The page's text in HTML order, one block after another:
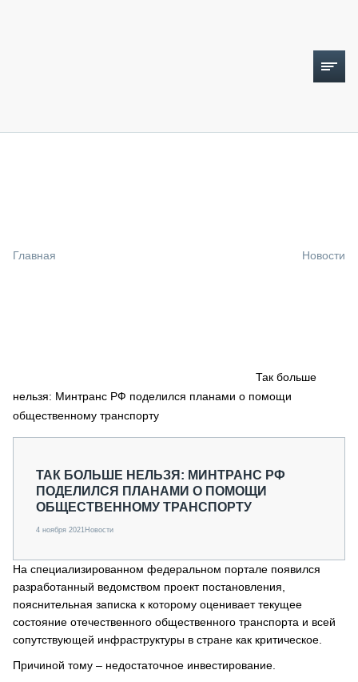
СПЕЦПРОЕКТЫ
МЕРОПРИЯТИЯ
СТАТЬИ ПО КАТЕГОРИЯМ ТЕХНИКИ
Главная Новости
Так больше
нельзя: Минтранс РФ поделился планами о помощи
общественному транспорту
ТАК БОЛЬШЕ НЕЛЬЗЯ: МИНТРАНС РФ
ПОДЕЛИЛСЯ ПЛАНАМИ О ПОМОЩИ
ОБЩЕСТВЕННОМУ ТРАНСПОРТУ
4 ноября 2021Новости
На специализированном федеральном портале появился
разработанный ведомством проект постановления,
пояснительная записка к которому оценивает текущее
состояние отечественного общественного транспорта и всей
сопутствующей инфраструктуры в стране как критическое.
Причиной тому – недостаточное инвестирование.